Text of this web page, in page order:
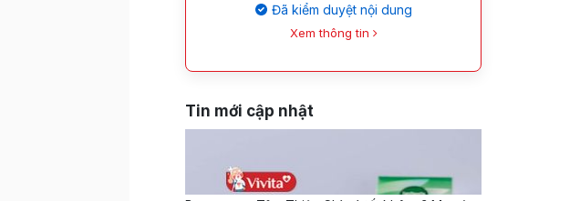
Đã kiểm duyệt nội dung
Xem thông tin
Tin mới cập nhật